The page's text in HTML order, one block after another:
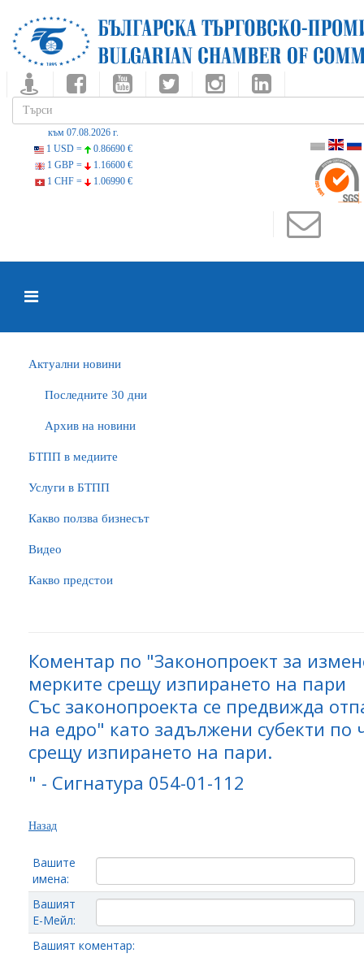
към 07.08.2026 г.
1 USD =
0.86690 €
1 GBP =
1.16600 €
1 CHF =
1.06990 €
Актуални новини
Последните 30 дни
Архив на новини
БTПП в медиите
Услуги в БТПП
Какво ползва бизнесът
Видео
Какво предстои
Коментар по "Законопроект за
мерките срещу изпирането на пари
Със законопроекта се предвижда
на едро" като задължени субекти по
срещу изпирането на пари.
" - Сигнатура 054-01-112
Назад
Вашите
имена:
Вашият
Е-Мейл:
Вашият коментар: